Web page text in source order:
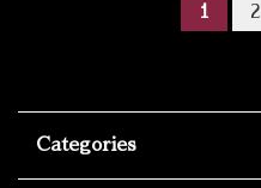
1 2
Categories